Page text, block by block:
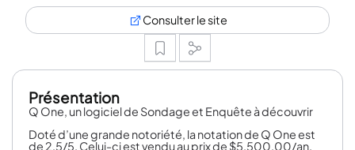
Consulter le site
Présentation
Q One, un logiciel de Sondage et Enquête à découvrir
Doté d’une grande notoriété, la notation de Q One est
de 2,5/5. Celui-ci est vendu au prix de $5,500.00/an.